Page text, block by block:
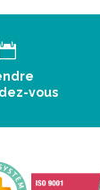
vous